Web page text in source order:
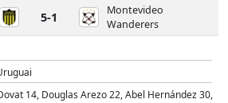
5-1
Montevideo
Wanderers
14, Douglas Arezo 22, Abel Hernández 30,